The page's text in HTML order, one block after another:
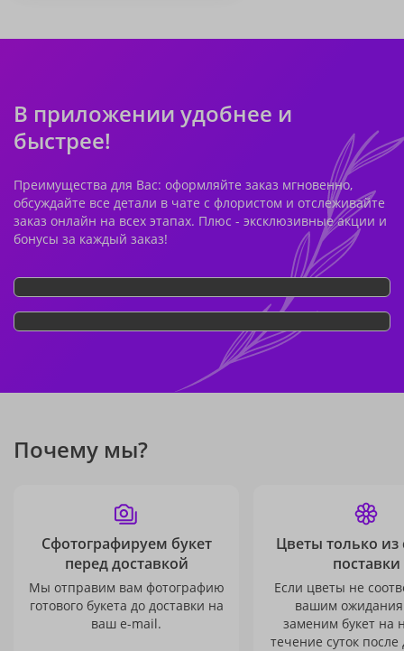
В приложении удобнее и
быстрее!
Преимущества для Вас: оформляйте заказ мгновенно,
обсуждайте все детали в чате с флористом и отслеживайте
заказ онлайн на всех этапах. Плюс - эксклюзивные акции и
бонусы за каждый заказ!
Почему мы?
Сфотографируем букет
перед доставкой
Мы отправим вам фотографию
готового букета до доставки на
ваш e-mail.
Цветы только из
поставки
Если цветы не
вашим
заменим букет на
течение суток после